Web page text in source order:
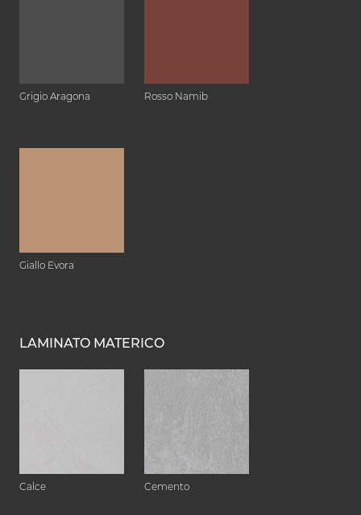
Grigio Aragona Rosso Namib
Giallo Evora
LAMINATO MATERICO
Calce Cemento